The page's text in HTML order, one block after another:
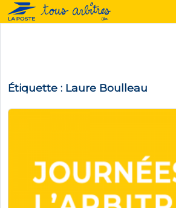
Étiquette : Laure Boulleau